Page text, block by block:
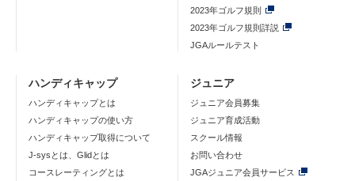
2023年ゴルフ規則
2023年ゴルフ規則詳説
JGAルールテスト
ハンディキャップ
ハンディキャップとは
ハンディキャップの使い方
ハンディキャップ取得について
J-sysとは、Glidとは
コースレーティングとは
ジュニア
ジュニア会員募集
ジュニア育成活動
スクール情報
お問い合わせ
JGAジュニア会員サービス